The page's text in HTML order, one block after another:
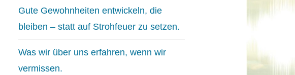
Gute Gewohnheiten entwickeln, die
bleiben – statt auf Strohfeuer zu setzen.
Was wir über uns erfahren, wenn wir
vermissen.